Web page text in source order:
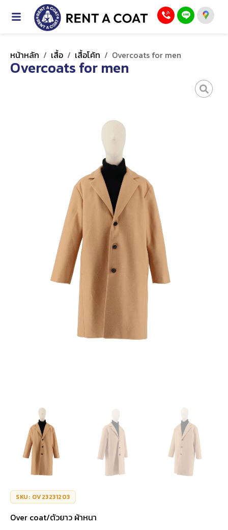
หน้าหลัก / เสื้อ / เสื้อโค้ท / Overcoats for men
Overcoats for men
SKU: OV23231203
Over coat/ตัวยาว ผ้าหนา